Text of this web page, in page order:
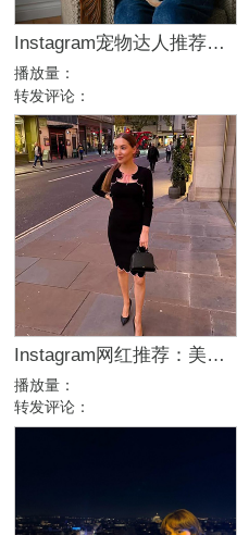
Instagram宠物达人推荐：加拿大猫咪生活博主，适合宠物品牌合作
播放量：
转发评论：
Instagram网红推荐：美国美妆护肤博主，46万粉幽默科普达人合作
播放量：
转发评论：